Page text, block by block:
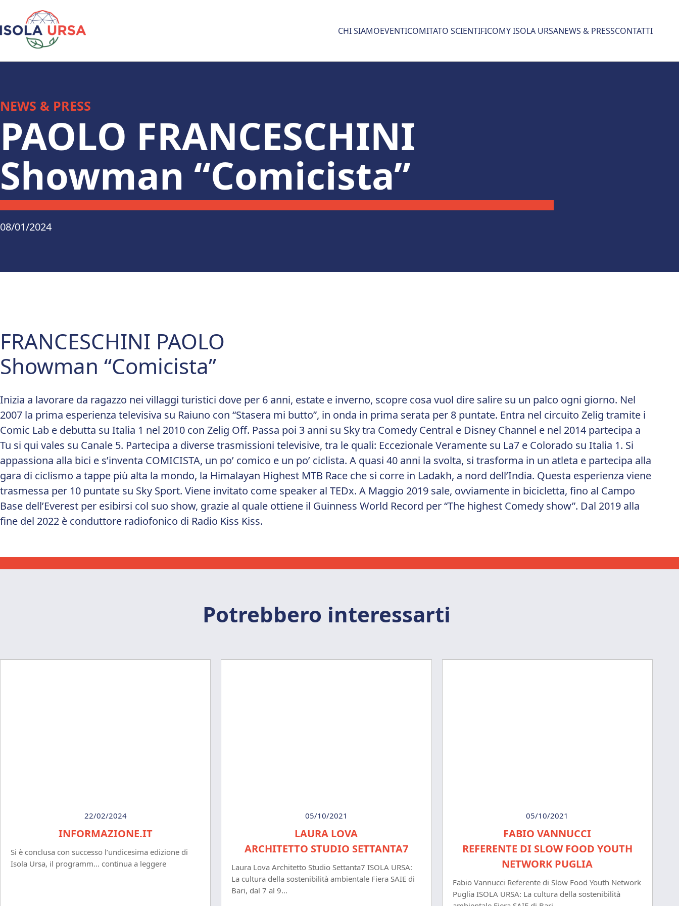
CHI SIAMOEVENTICOMITATO SCIENTIFICOMY ISOLA URSANEWS & PRESSCONTATTI
NEWS & PRESS
PAOLO FRANCESCHINI
Showman “Comicista”
08/01/2024
FRANCESCHINI PAOLO
Showman “Comicista”
Inizia a lavorare da ragazzo nei villaggi turistici dove per 6 anni, estate e inverno, scopre cosa vuol dire salire su un palco ogni giorno. Nel
2007 la prima esperienza televisiva su Raiuno con “Stasera mi butto”, in onda in prima serata per 8 puntate. Entra nel circuito Zelig tramite i
Comic Lab e debutta su Italia 1 nel 2010 con Zelig Off. Passa poi 3 anni su Sky tra Comedy Central e Disney Channel e nel 2014 partecipa a
Tu si qui vales su Canale 5. Partecipa a diverse trasmissioni televisive, tra le quali: Eccezionale Veramente su La7 e Colorado su Italia 1. Si
appassiona alla bici e s’inventa COMICISTA, un po’ comico e un po’ ciclista. A quasi 40 anni la svolta, si trasforma in un atleta e partecipa alla
gara di ciclismo a tappe più alta la mondo, la Himalayan Highest MTB Race che si corre in Ladakh, a nord dell’India. Questa esperienza viene
trasmessa per 10 puntate su Sky Sport. Viene invitato come speaker al TEDx. A Maggio 2019 sale, ovviamente in bicicletta, fino al Campo
Base dell’Everest per esibirsi col suo show, grazie al quale ottiene il Guinness World Record per “The highest Comedy show”. Dal 2019 alla
fine del 2022 è conduttore radiofonico di Radio Kiss Kiss.
Potrebbero interessarti
22/02/2024
INFORMAZIONE.IT
Si è conclusa con successo l’undicesima edizione di
Isola Ursa, il programm… continua a leggere
05/10/2021
LAURA LOVA
ARCHITETTO STUDIO SETTANTA7
Laura Lova Architetto Studio Settanta7 ISOLA URSA:
La cultura della sostenibilità ambientale Fiera SAIE di
Bari, dal 7 al 9...
05/10/2021
FABIO VANNUCCI
REFERENTE DI SLOW FOOD YOUTH
NETWORK PUGLIA
Fabio Vannucci Referente di Slow Food Youth Network
Puglia ISOLA URSA: La cultura della sostenibilità